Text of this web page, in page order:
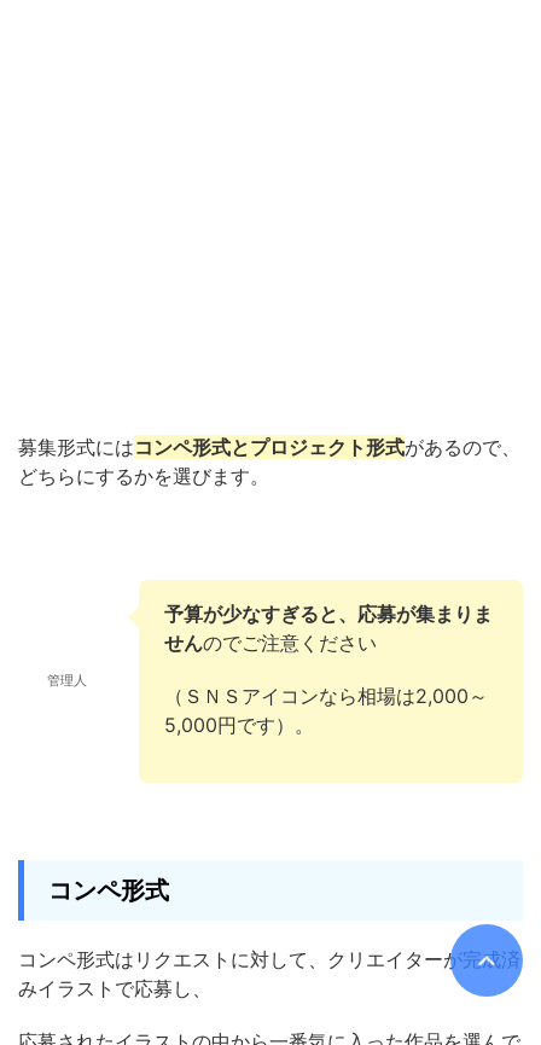
募集形式にはコンペ形式とプロジェクト形式があるので、
どちらにするかを選びます。
管理人
予算が少なすぎると、応募が集まりま
せんのでご注意ください
（ＳＮＳアイコンなら相場は2,000～
5,000円です）。
コンペ形式
コンペ形式はリクエストに対して、クリエイターが完成済
みイラストで応募し、